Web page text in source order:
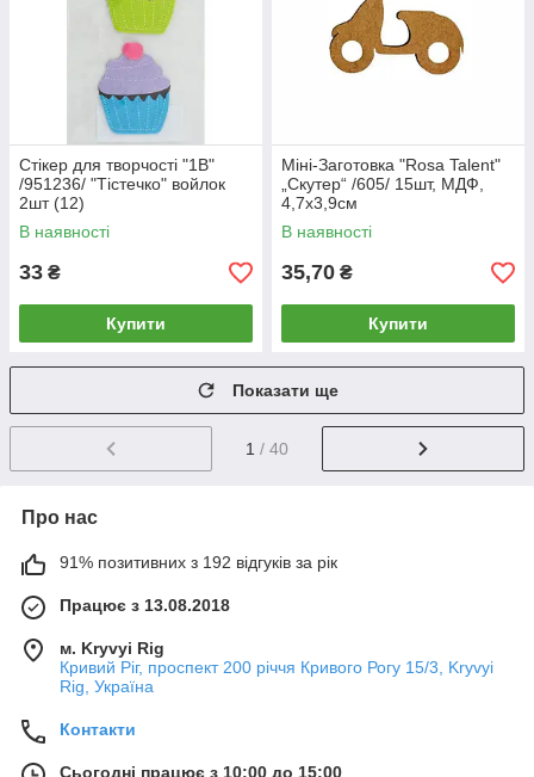
Стікер для творчості "1В"
/951236/ "Тістечко" войлок
2шт (12)
В наявності
33 ₴
Купити
Міні-Заготовка "Rosa Talent"
„Скутер“ /605/ 15шт, МДФ,
4,7х3,9см
В наявності
35,70 ₴
Купити
Показати ще
1 / 40
Про нас
91% позитивних з 192 відгуків за рік
Працює з 13.08.2018
м. Kryvyi Rig
Кривий Ріг, проспект 200 річчя Кривого Рогу 15/3, Kryvyi
Rig, Україна
Контакти
Сьогодні працює з 10:00 до 15:00